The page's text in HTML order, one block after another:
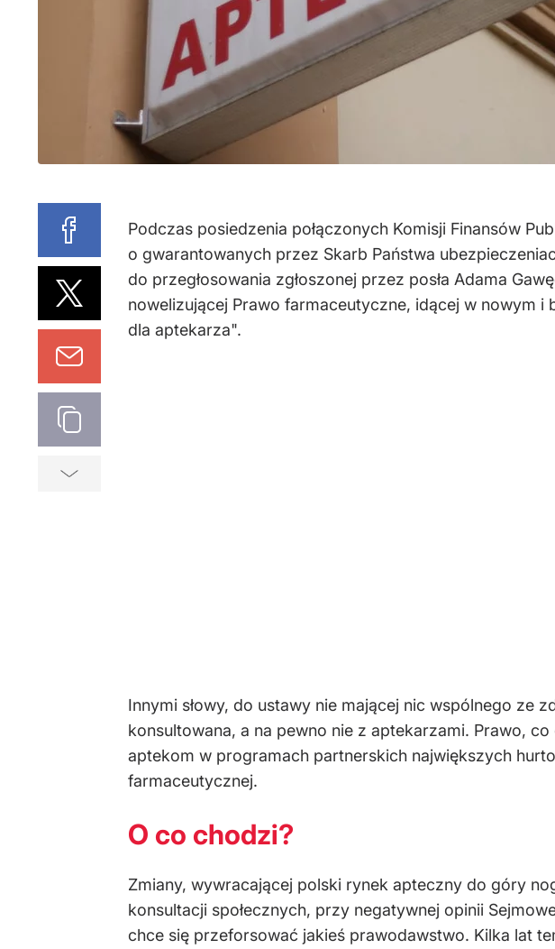
Podczas posiedzenia połączonych Komisji Finansów
o gwarantowanych przez Skarb Państwa
do przegłosowania zgłoszonej przez posła Adama
nowelizującej Prawo farmaceutyczne, idącej w nowym
dla aptekarza".
Innymi słowy, do ustawy nie mającej nic wspólnego ze
konsultowana, a na pewno nie z aptekarzami. Prawo,
aptekom w programach partnerskich największych
farmaceutycznej.
O co chodzi?
Zmiany, wywracającej polski rynek apteczny do góry
konsultacji społecznych, przy negatywnej opinii
chce się przeforsować jakieś prawodawstwo. Kilka lat